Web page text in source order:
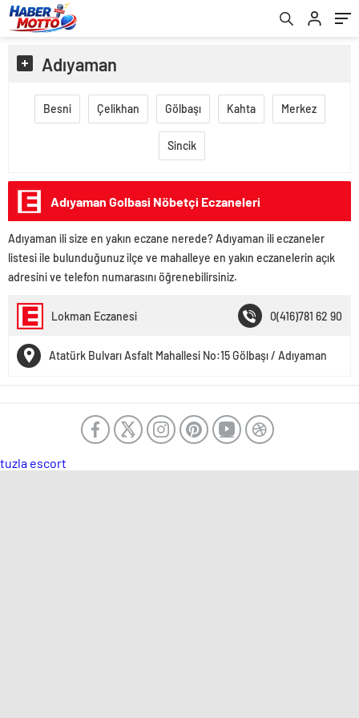
Adıyaman
Besni Çelikhan Gölbaşı Kahta Merkez
Sincik
Adıyaman Golbasi Nöbetçi Eczaneleri
Adıyaman ili size en yakın eczane nerede? Adıyaman ili eczaneler
listesi ile bulunduğunuz ilçe ve mahalleye en yakın eczanelerin açık
adresini ve telefon numarasını öğrenebilirsiniz.
Lokman Eczanesi 0(416)781 62 90
Atatürk Bulvarı Asfalt Mahallesi No:15 Gölbaşı / Adıyaman
tuzla escort